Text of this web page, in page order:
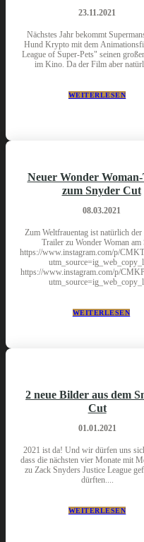
23.11.2021
Nächstes Jahr bekommt
Hund Krypto mit dem
League of Super-Pets" seinen
im Kino. Da der Film aber
WEITERLESEN
Neuer Wonder
zum Snyder Cut
08.03.2021
Zum Weltfrauentag ist natürlich der
Trailer zu Wonder Woman am
https://www.instagram.com/p/
https://www.instagram.com/p/
WEITERLESEN
2 neue Bilder aus dem
Cut
01.01.2021
2021 ist da! Und wir dürfen uns
dass die nächsten vier Monate mit
zu Zack Snyders Justice League
dürften....
WEITERLESEN